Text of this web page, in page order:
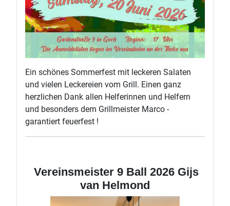
Ein schönes Sommerfest mit leckeren Salaten
und vielen Leckereien vom Grill. Einen ganz
herzlichen Dank allen Helferinnen und Helfern
und besonders dem Grillmeister Marco -
garantiert feuerfest !
Vereinsmeister 9 Ball 2026 Gijs
van Helmond